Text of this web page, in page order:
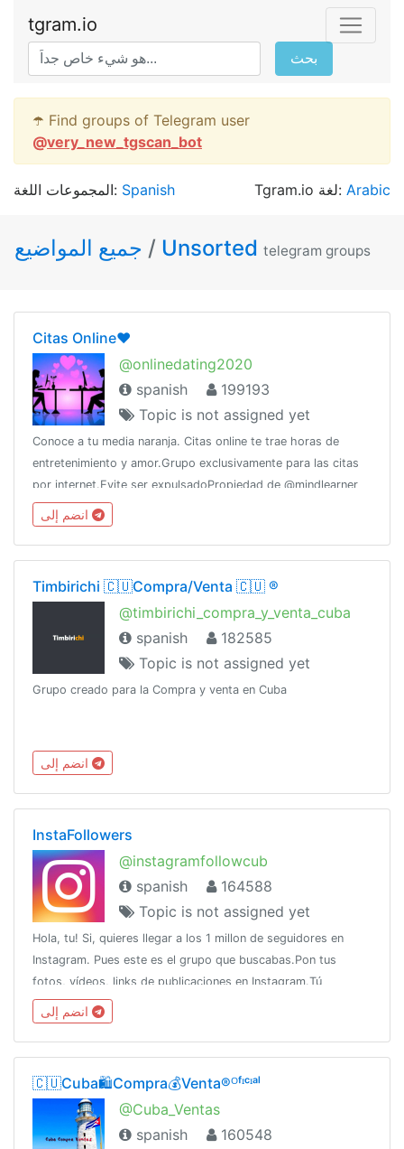
tgram.io
بحث
☂️ Find groups of Telegram user
@very_new_tgscan_bot
المجموعات اللغة: Spanish Tgram.io لغة: Arabic
/ Unsorted telegram groups
Citas Online❤️
@onlinedating2020
spanish
199193
Topic is not assigned yet
Conoce a tu media naranja. Citas online te trae horas de
entretenimiento y amor.Grupo exclusivamente para las citas
por internet.Evite ser expulsadoPropiedad de @mindlearner
por @CERTifiedAdsWhatsApp: 5358270208 (Raúl)
Timbirichi 🇨🇺Compra/Venta 🇨🇺 ®️
@timbirichi_compra_y_venta_cuba
spanish
182585
Topic is not assigned yet
Grupo creado para la Compra y venta en Cuba
InstaFollowers
@instagramfollowcub
spanish
164588
Topic is not assigned yet
Hola, tu! Si, quieres llegar a los 1 millon de seguidores en
Instagram. Pues este es el grupo que buscabas.Pon tus
fotos, vídeos, links de publicaciones en Instagram.Tú
estrellato comienza ahora!!
🇨🇺Cuba🛍️Compra💰Venta®ᴼᶠᶦᶜᶦᵃˡ
@Cuba_Ventas
spanish
160548